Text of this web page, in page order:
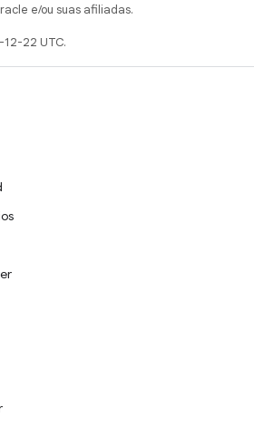
e/ou suas afiliadas.
22 UTC.